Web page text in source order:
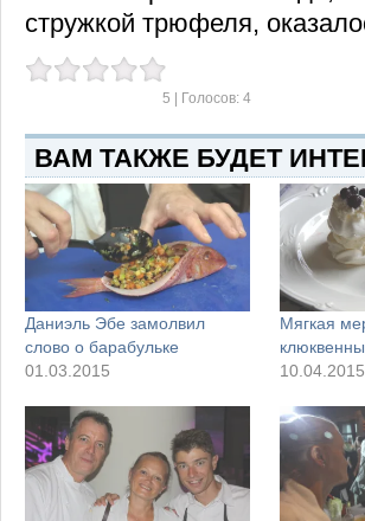
стружкой трюфеля,
5 | Голосов: 4
ВАМ ТАКЖЕ БУДЕТ
Даниэль Эбе замолвил
слово о барабульке
01.03.2015
Мягкая
10.04.2015